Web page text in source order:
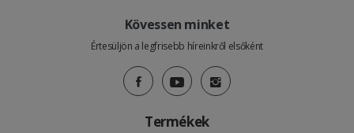
Kövessen minket
Értesüljön a legfrisebb híreinkről elsőként
Termékek